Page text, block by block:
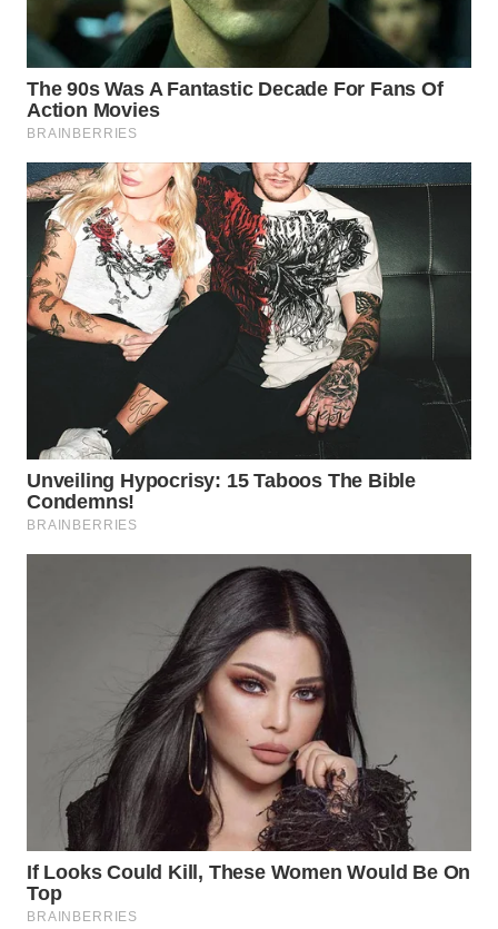
WN
BORNEO
Wahana
Media
WAHANA
NEWS
WAHANA
TANI
WAHANA
INFRASTRUKTUR
WAHANA
KONSUMEN
WAHANA
TV
WAHANANEWS
ID